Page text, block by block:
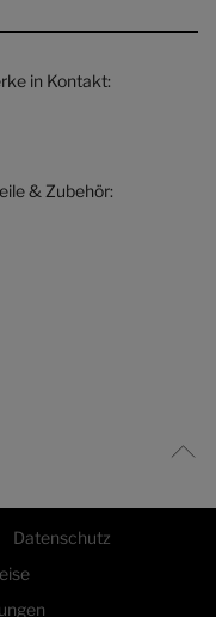
in Kontakt:
& Zubehör:
Datenschutz